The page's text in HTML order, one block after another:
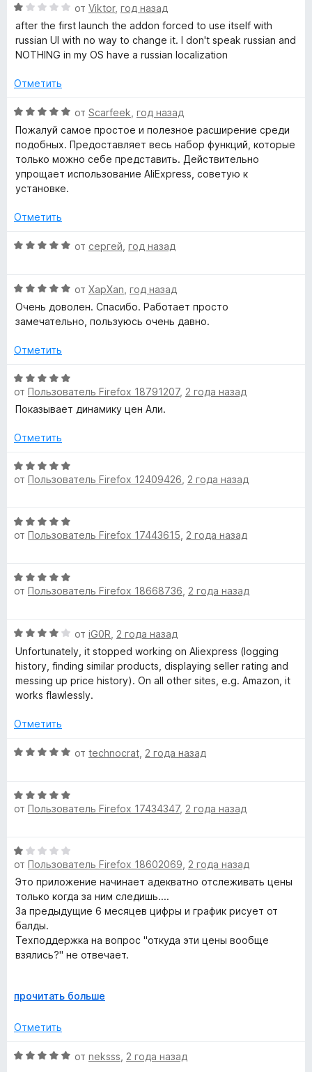
щ
н
и
к
в
п
о
к
у
п
к
а
х
»
5
о
н
а
5
з
н
е
н
о
а
и
з
О
ц
е
н
н
н
а
5
от Viktor, год назад
after the first launch the addon forced to use itself with
russian UI with no way to change it. I don't speak russian and
NOTHING in my OS have a russian localization
Отметить
О
ц
е
н
е
н
н
5
5
от Scarfeek год назад
Пожалуй самое простое и полезное расширение среди
подобных. Предоставляет весь набор функций, которые
только можно себе представить. Действительно
упрощает использование AliExpress, советую к
установке.
Отметить
О
н
е
н
н
5
и
з
от сергей год назад
О
ц
е
е
о
н
а
и
5
от XapXan год назад
Очень доволен. Спасибо. Работает просто
замечательно, пользуюсь очень давно.
Отметить
О
ц
е
е
о
н
и
з
от Пользователь Firefox 18791207, 2 года назад
Показывает динамику цен Али.
Отметить
О
ц
е
н
а
5
з
от Пользователь Firefox 12409426 2 года назад
О
ц
е
н
а
5
и
з
5
от Пользователь Firefox 17443615 2 года назад
О
ц
е
н
о
н
а
и
5
от Пользователь Firefox 18668736 2 года назад
О
ц
е
н
е
о
а
з
5
от iG0R 2 года назад
Unfortunately, it stopped working on Aliexpress (logging
history, finding similar products, displaying seller rating and
messing up price history). On all other sites, e.g. Amazon, it
works flawlessly.
Отметить
О
н
е
н
а
5
и
з
5
от technocrat 2 года назад
О
ц
е
н
о
н
а
5
и
з
от Пользователь Firefox 17434347, 2 года назад
О
ц
е
н
е
н
о
н
и
5
от Пользователь Firefox 18602069 2 года назад
Это приложение начинает адекватно отслеживать цены
только когда за ним следишь....
За предыдущие 6 месяцев цифры и график рисует от
балды.
Техподдержка на вопрос "откуда эти цены вообще
взялись?" не отвечает.
Новорыбинский поселок, то каким образом приложение
долларах для России!
PS: что удивительно....ни одного правдивого отзыва я
Р
з
е
прочитать больше
Отметить
О
от neksss 2 года назад